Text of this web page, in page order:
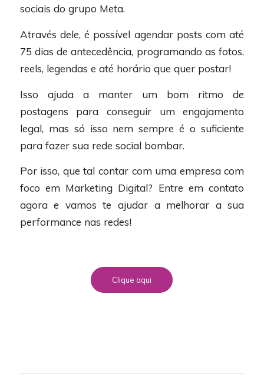
sociais do grupo Meta.
Através dele, é possível agendar posts com até
75 dias de antecedência, programando as fotos,
reels, legendas e até horário que quer postar!
Isso ajuda a manter um bom ritmo de
postagens para conseguir um engajamento
legal, mas só isso nem sempre é o suficiente
para fazer sua rede social bombar.
Por isso, que tal contar com uma empresa com
foco em Marketing Digital? Entre em contato
agora e vamos te ajudar a melhorar a sua
performance nas redes!
Clique aqui